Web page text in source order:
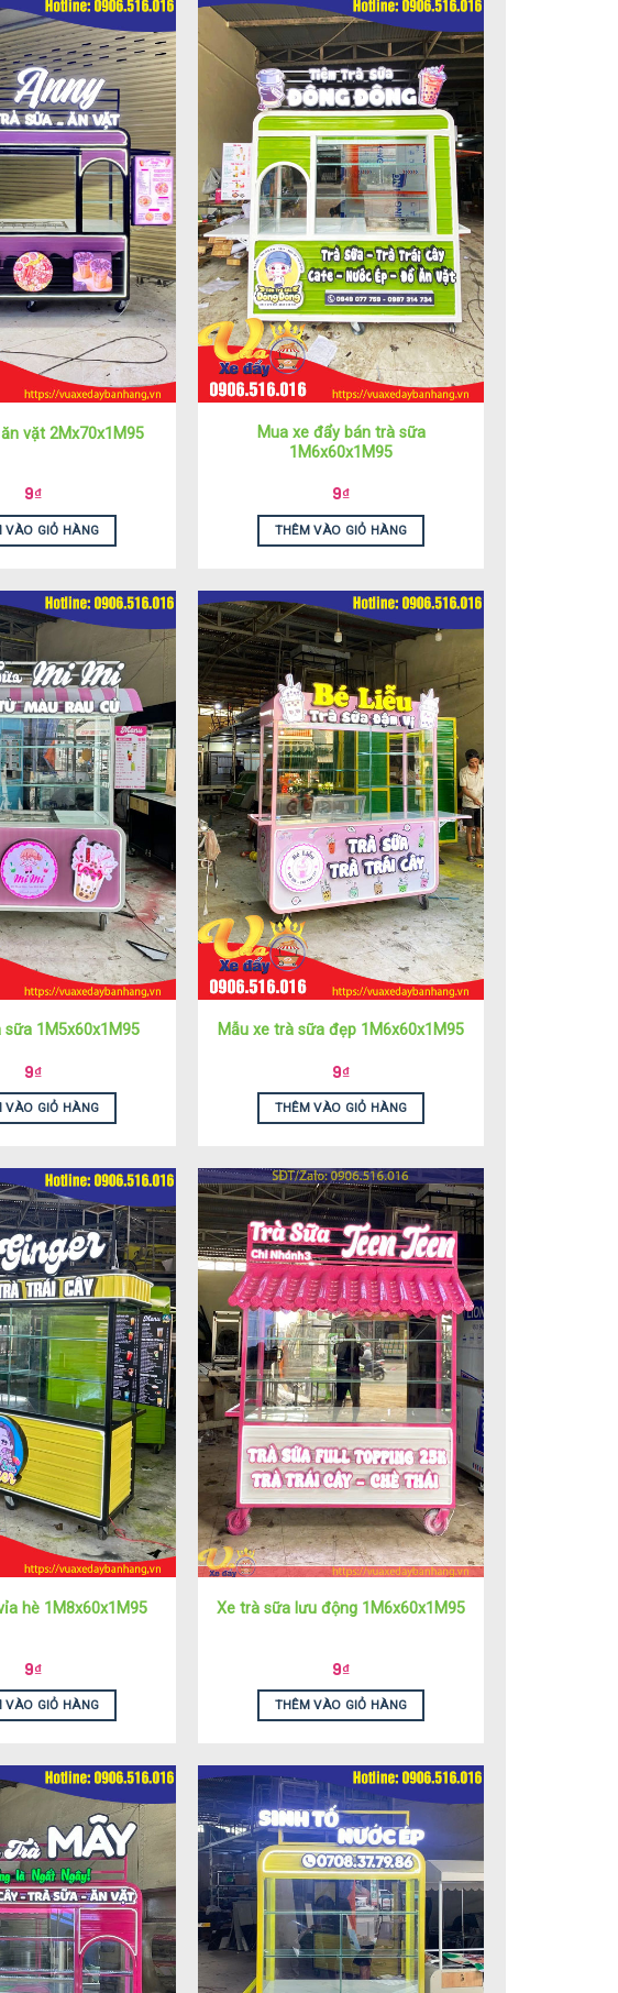
vặt 2Mx70x1M95
9₫
VÀO GIỎ HÀNG
Mua xe đẩy bán trà sữa
1M6x60x1M95
9₫
THÊM VÀO GIỎ HÀNG
1M5x60x1M95
9₫
VÀO GIỎ HÀNG
Mẫu xe trà sữa đẹp 1M6x60x1M95
9₫
THÊM VÀO GIỎ HÀNG
hè 1M8x60x1M95
9₫
VÀO GIỎ HÀNG
Xe trà sữa lưu động 1M6x60x1M95
9₫
THÊM VÀO GIỎ HÀNG